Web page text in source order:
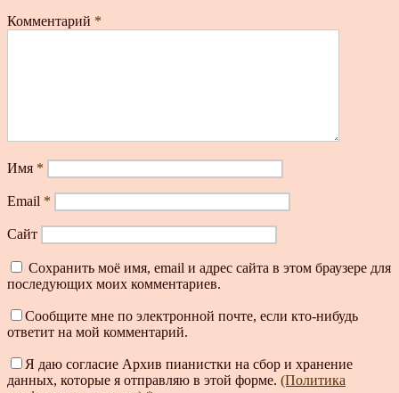
Комментарий *
Имя *
Email *
Сайт
Сохранить моё имя, email и адрес сайта в этом браузере для
последующих моих комментариев.
Сообщите мне по электронной почте, если кто-нибудь
ответит на мой комментарий.
Я даю согласие Архив пианистки на сбор и хранение
данных, которые я отправляю в этой форме. (Политика